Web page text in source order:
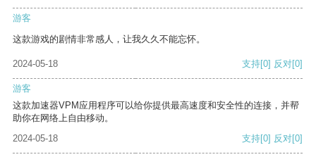
游客
这款游戏的剧情非常感人，让我久久不能忘怀。
2024-05-18 支持[0] 反对[0]
游客
这款加速器VPM应用程序可以给你提供最高速度和安全性的连接，并帮
助你在网络上自由移动。
2024-05-18
支持[0] 反对[0]